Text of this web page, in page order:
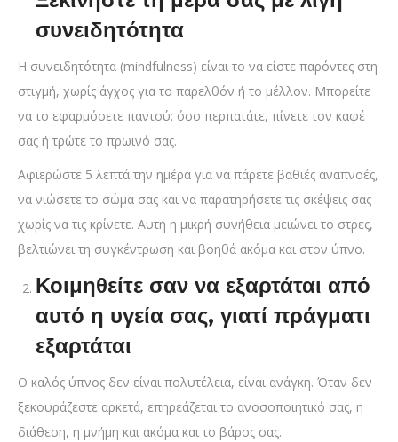
συνειδητότητα
Η συνειδητότητα (mindfulness) είναι το να είστε παρόντες στη
στιγμή, χωρίς άγχος για το παρελθόν ή το μέλλον. Μπορείτε
να το εφαρμόσετε παντού: όσο περπατάτε, πίνετε τον καφέ
σας ή τρώτε το πρωινό σας.
Αφιερώστε 5 λεπτά την ημέρα για να πάρετε βαθιές αναπνοές,
να νιώσετε το σώμα σας και να παρατηρήσετε τις σκέψεις σας
χωρίς να τις κρίνετε. Αυτή η μικρή συνήθεια μειώνει το στρες,
βελτιώνει τη συγκέντρωση και βοηθά ακόμα και στον ύπνο.
Κοιμηθείτε σαν να εξαρτάται από
αυτό η υγεία σας, γιατί πράγματι
εξαρτάται
Ο καλός ύπνος δεν είναι πολυτέλεια, είναι ανάγκη. Όταν δεν
ξεκουράζεστε αρκετά, επηρεάζεται το ανοσοποιητικό σας, η
διάθεση, η μνήμη και ακόμα και το βάρος σας.